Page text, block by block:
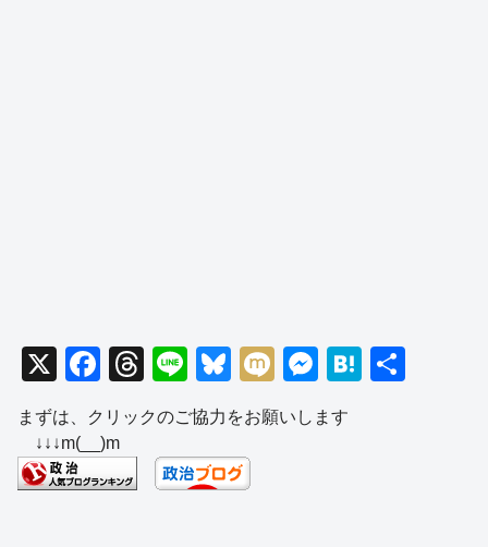
X
F
a
c
e
b
T
hr
e
a
d
Li
n
e
Bl
u
e
sk
y
M
ixi
M
e
ss
H
まずは、クリックのご協力をお願いします
↓↓↓m(__)m